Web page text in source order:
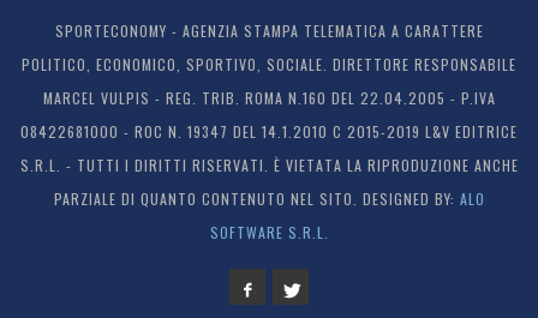
SPORTECONOMY - AGENZIA STAMPA TELEMATICA A CARATTERE
POLITICO, ECONOMICO, SPORTIVO, SOCIALE. DIRETTORE RESPONSABILE
MARCEL VULPIS - REG. TRIB. ROMA N.160 DEL 22.04.2005 - P.IVA
08422681000 - ROC N. 19347 DEL 14.1.2010 C 2015-2019 L&V EDITRICE
S.R.L. - TUTTI I DIRITTI RISERVATI. È VIETATA LA RIPRODUZIONE ANCHE
PARZIALE DI QUANTO CONTENUTO NEL SITO. DESIGNED BY: ALO
SOFTWARE S.R.L.